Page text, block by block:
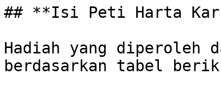
## **Isi Peti Harta
Hadiah yang diperoleh
berdasarkan tabel